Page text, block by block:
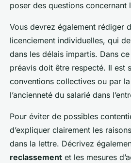
poser des questions concernant
Vous devrez également rédiger
licenciement individuelles, qui
dans les délais impartis. Dans
préavis doit être respecté. Il est
conventions collectives ou par
l’ancienneté du salarié dans
Pour éviter de possibles
d’expliquer clairement les
dans la lettre. Décrivez
reclassement et les mesures